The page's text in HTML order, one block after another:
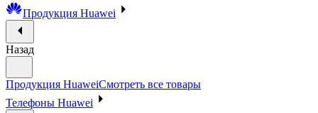
Продукция Huawei
Назад
Продукция HuaweiСмотреть все товары
Телефоны Huawei